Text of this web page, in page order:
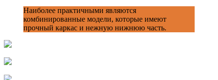
Наиболее практичными являются
комбинированные модели, которые имеют
прочный каркас и нежную нижнюю часть.